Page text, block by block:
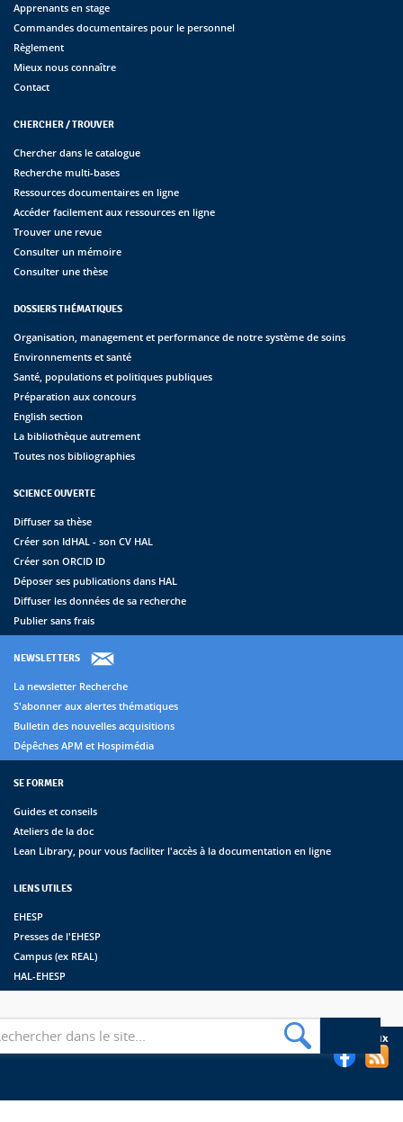
Apprenants en stage
Commandes documentaires pour le personnel
Règlement
Mieux nous connaître
Contact
CHERCHER / TROUVER
Chercher dans le catalogue
Recherche multi-bases
Ressources documentaires en ligne
Accéder facilement aux ressources en ligne
Trouver une revue
Consulter un mémoire
Consulter une thèse
DOSSIERS THÉMATIQUES
Organisation, management et performance de notre système de soins
Environnements et santé
Santé, populations et politiques publiques
Préparation aux concours
English section
La bibliothèque autrement
Toutes nos bibliographies
SCIENCE OUVERTE
Diffuser sa thèse
Créer son IdHAL - son CV HAL
Créer son ORCID ID
Déposer ses publications dans HAL
Diffuser les données de sa recherche
Publier sans frais
NEWSLETTERS
La newsletter Recherche
S'abonner aux alertes thématiques
Bulletin des nouvelles acquisitions
Dépêches APM et Hospimédia
SE FORMER
Guides et conseils
Ateliers de la doc
Lean Library, pour vous faciliter l'accès à la documentation en ligne
LIENS UTILES
EHESP
Presses de l'EHESP
Campus (ex REAL)
HAL-EHESP
Suivez les bibliothèques de l'EHESP sur les réseaux sociaux